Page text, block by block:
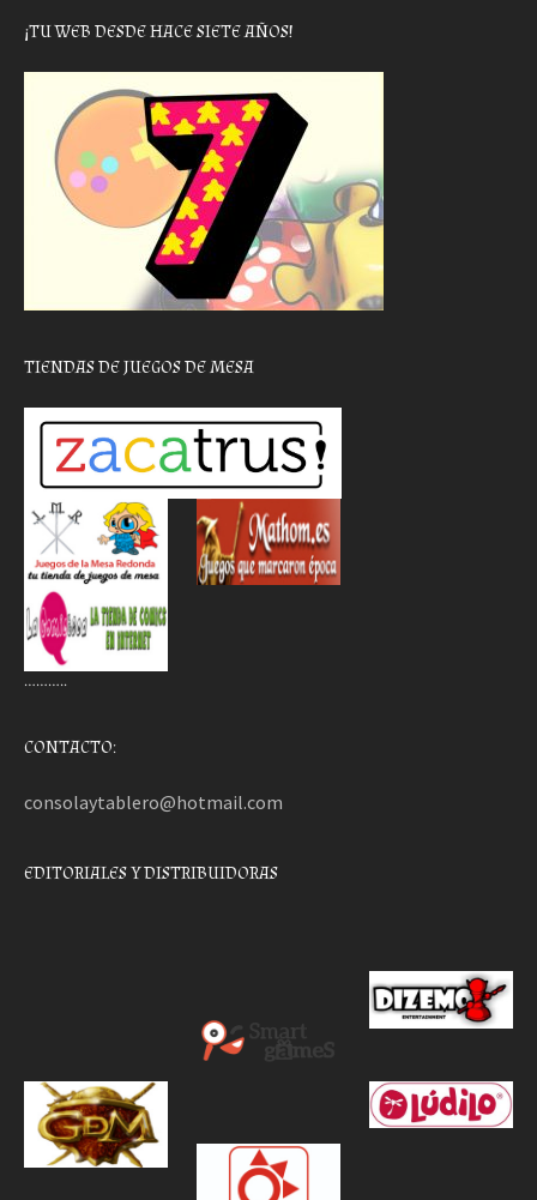
¡TU WEB DESDE HACE SIETE AÑOS!
TIENDAS DE JUEGOS DE MESA
………..
CONTACTO:
consolaytablero@hotmail.com
EDITORIALES Y DISTRIBUIDORAS